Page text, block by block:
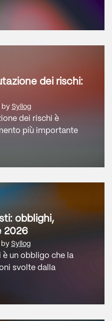
dei rischi:
by Syllog
dei rischi è
più importante
obblighi,
2026
by Syllog
è un obbligo che la
svolte dalla